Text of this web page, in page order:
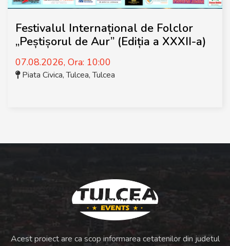
Festivalul Internațional de Folclor
„Peștișorul de Aur” (Ediția a XXXII-a)
07.08.2026, Ora: 10:00
Piata Civica, Tulcea,Tulcea
Acest proiect are ca scop informarea cetatenilor din judetul